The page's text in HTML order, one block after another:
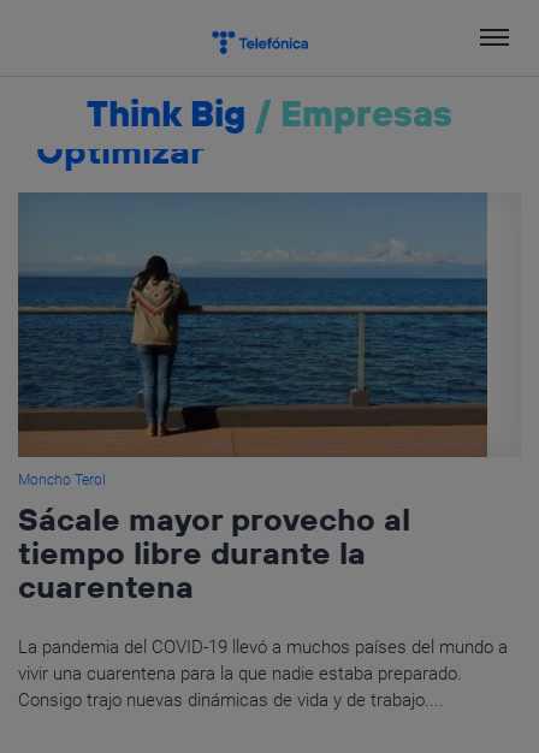
Think Big / Empresas
Optimizar
Moncho Terol
Sácale mayor provecho al
tiempo libre durante la
cuarentena
La pandemia del COVID-19 llevó a muchos países del mundo a
vivir una cuarentena para la que nadie estaba preparado.
Consigo trajo nuevas dinámicas de vida y de trabajo....